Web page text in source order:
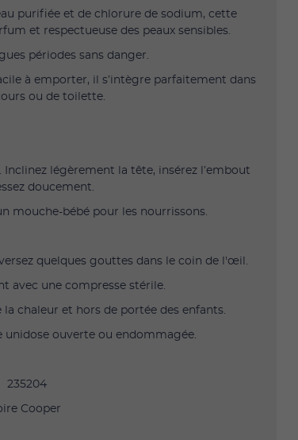
purifiée et de chlorure de sodium, cette
et respectueuse des peaux sensibles.
périodes sans danger.
à emporter, il s’intègre parfaitement dans
ou de toilette.
Inclinez légèrement la tête, insérez l’embout
doucement.
mouche-bébé pour les nourrissons.
quelques gouttes dans le coin de l'œil.
avec une compresse stérile.
la chaleur et hors de portée des enfants.
unidose ouverte ou endommagée.
Cooper